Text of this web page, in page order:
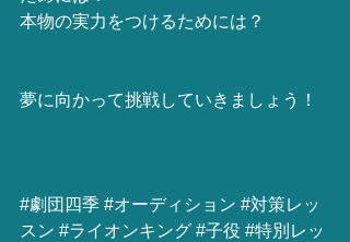
本物の実力をつけるためには？
夢に向かって挑戦していきましょう！
#劇団四季 #オーディション #対策レッ
スン #ライオンキング #子役 #特別レッ